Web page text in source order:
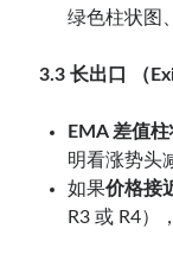
绿色柱状图
3.3 长出口 （
EMA 差值
明看涨势头
如果价格接
R3 或 R4）